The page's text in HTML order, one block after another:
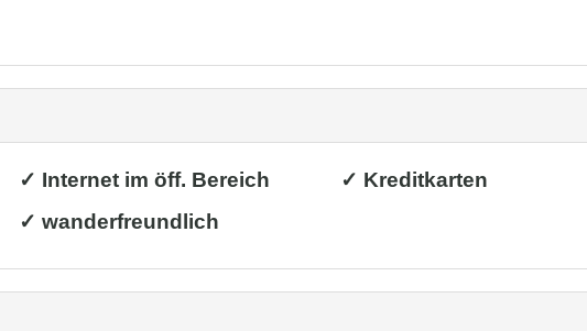
✓ Internet im öff. Bereich
✓ Kreditkarten
✓ wanderfreundlich